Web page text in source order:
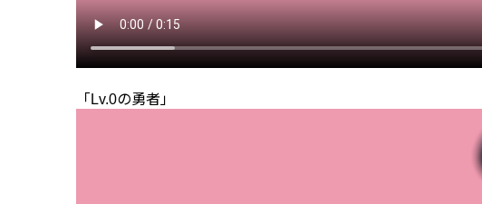
「Lv.0の勇者」